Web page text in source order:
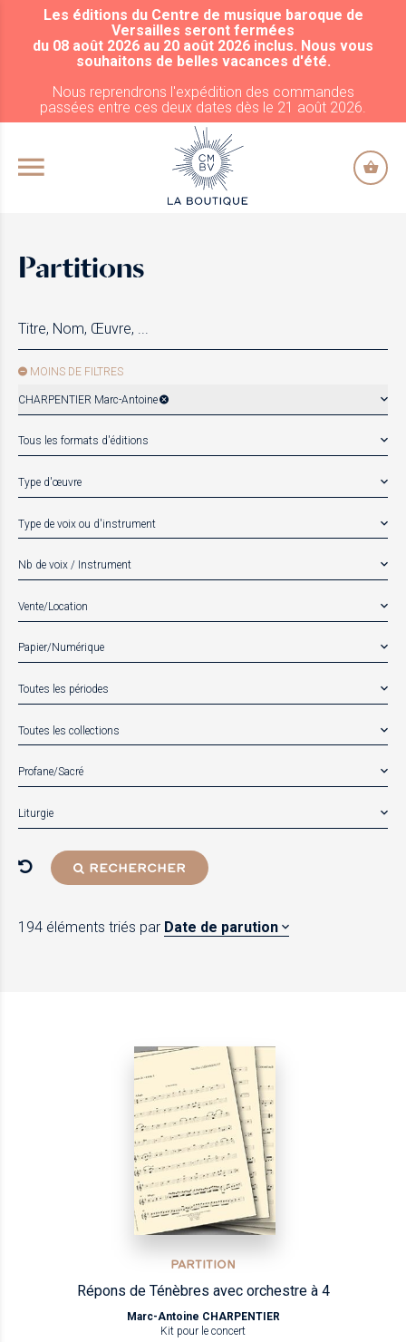
ALLER AU CONTENU PRINCIPAL
Les éditions du Centre de musique baroque de
Versailles seront fermées
du 08 août 2026 au 20 août 2026 inclus. Nous vous
souhaitons de belles vacances d'été.
Nous reprendrons l'expédition des commandes
passées entre ces deux dates dès le 21 août 2026.
Partitions
MOINS DE FILTRES
CHARPENTIER Marc-Antoine
Tous les formats d'éditions
Type d'œuvre
Type de voix ou d'instrument
Nb de voix / Instrument
Vente/Location
Papier/Numérique
Toutes les périodes
Toutes les collections
Profane/Sacré
Liturgie
RECHERCHER
194 éléments triés par Date de parution
PARTITION
Répons de Ténèbres avec orchestre à 4
Marc-Antoine CHARPENTIER
Kit pour le concert